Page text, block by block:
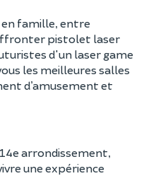
en famille, entre
pistolet laser
d'un laser game
les meilleures salles
d’amusement et
arrondissement,
une expérience